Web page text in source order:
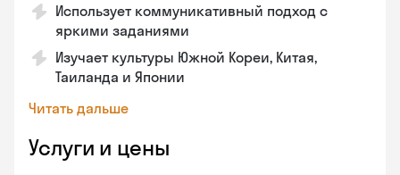
Использует коммуникативный подход с
яркими заданиями
Изучает культуры Южной Кореи, Китая,
Таиланда и Японии
Читать дальше
Услуги и цены